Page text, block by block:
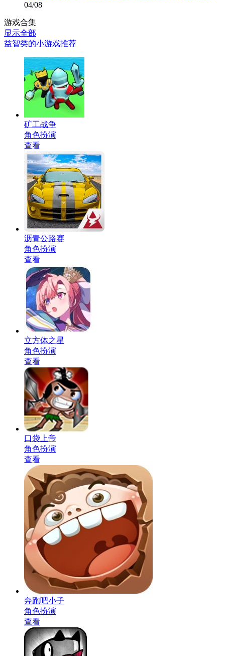
04/08
游戏合集
显示全部
益智类的小游戏推荐
矿工战争
角色扮演
查看
沥青公路赛
角色扮演
查看
立方体之星
角色扮演
查看
口袋上帝
角色扮演
查看
奔跑吧小子
角色扮演
查看